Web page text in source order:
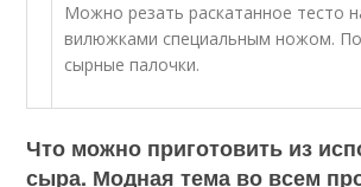
Можно резать раскатанное тесто
вилюжками специальным ножом.
сырные палочки.
Что можно приготовить из
сыра. Модная тема во всем